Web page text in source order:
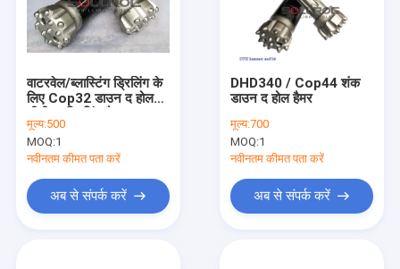
वाटरवेल/ब्लास्टिंग ड्रिलिंग के
लिए Cop32 डाउन द होल
मूल्य:500
MOQ:1
नवीनतम कीमत पता करें
अब से संपर्क करें
DHD340 / Cop44 शंक
डाउन द होल हैमर
मूल्य:700
MOQ:1
नवीनतम कीमत पता करें
अब से संपर्क करें